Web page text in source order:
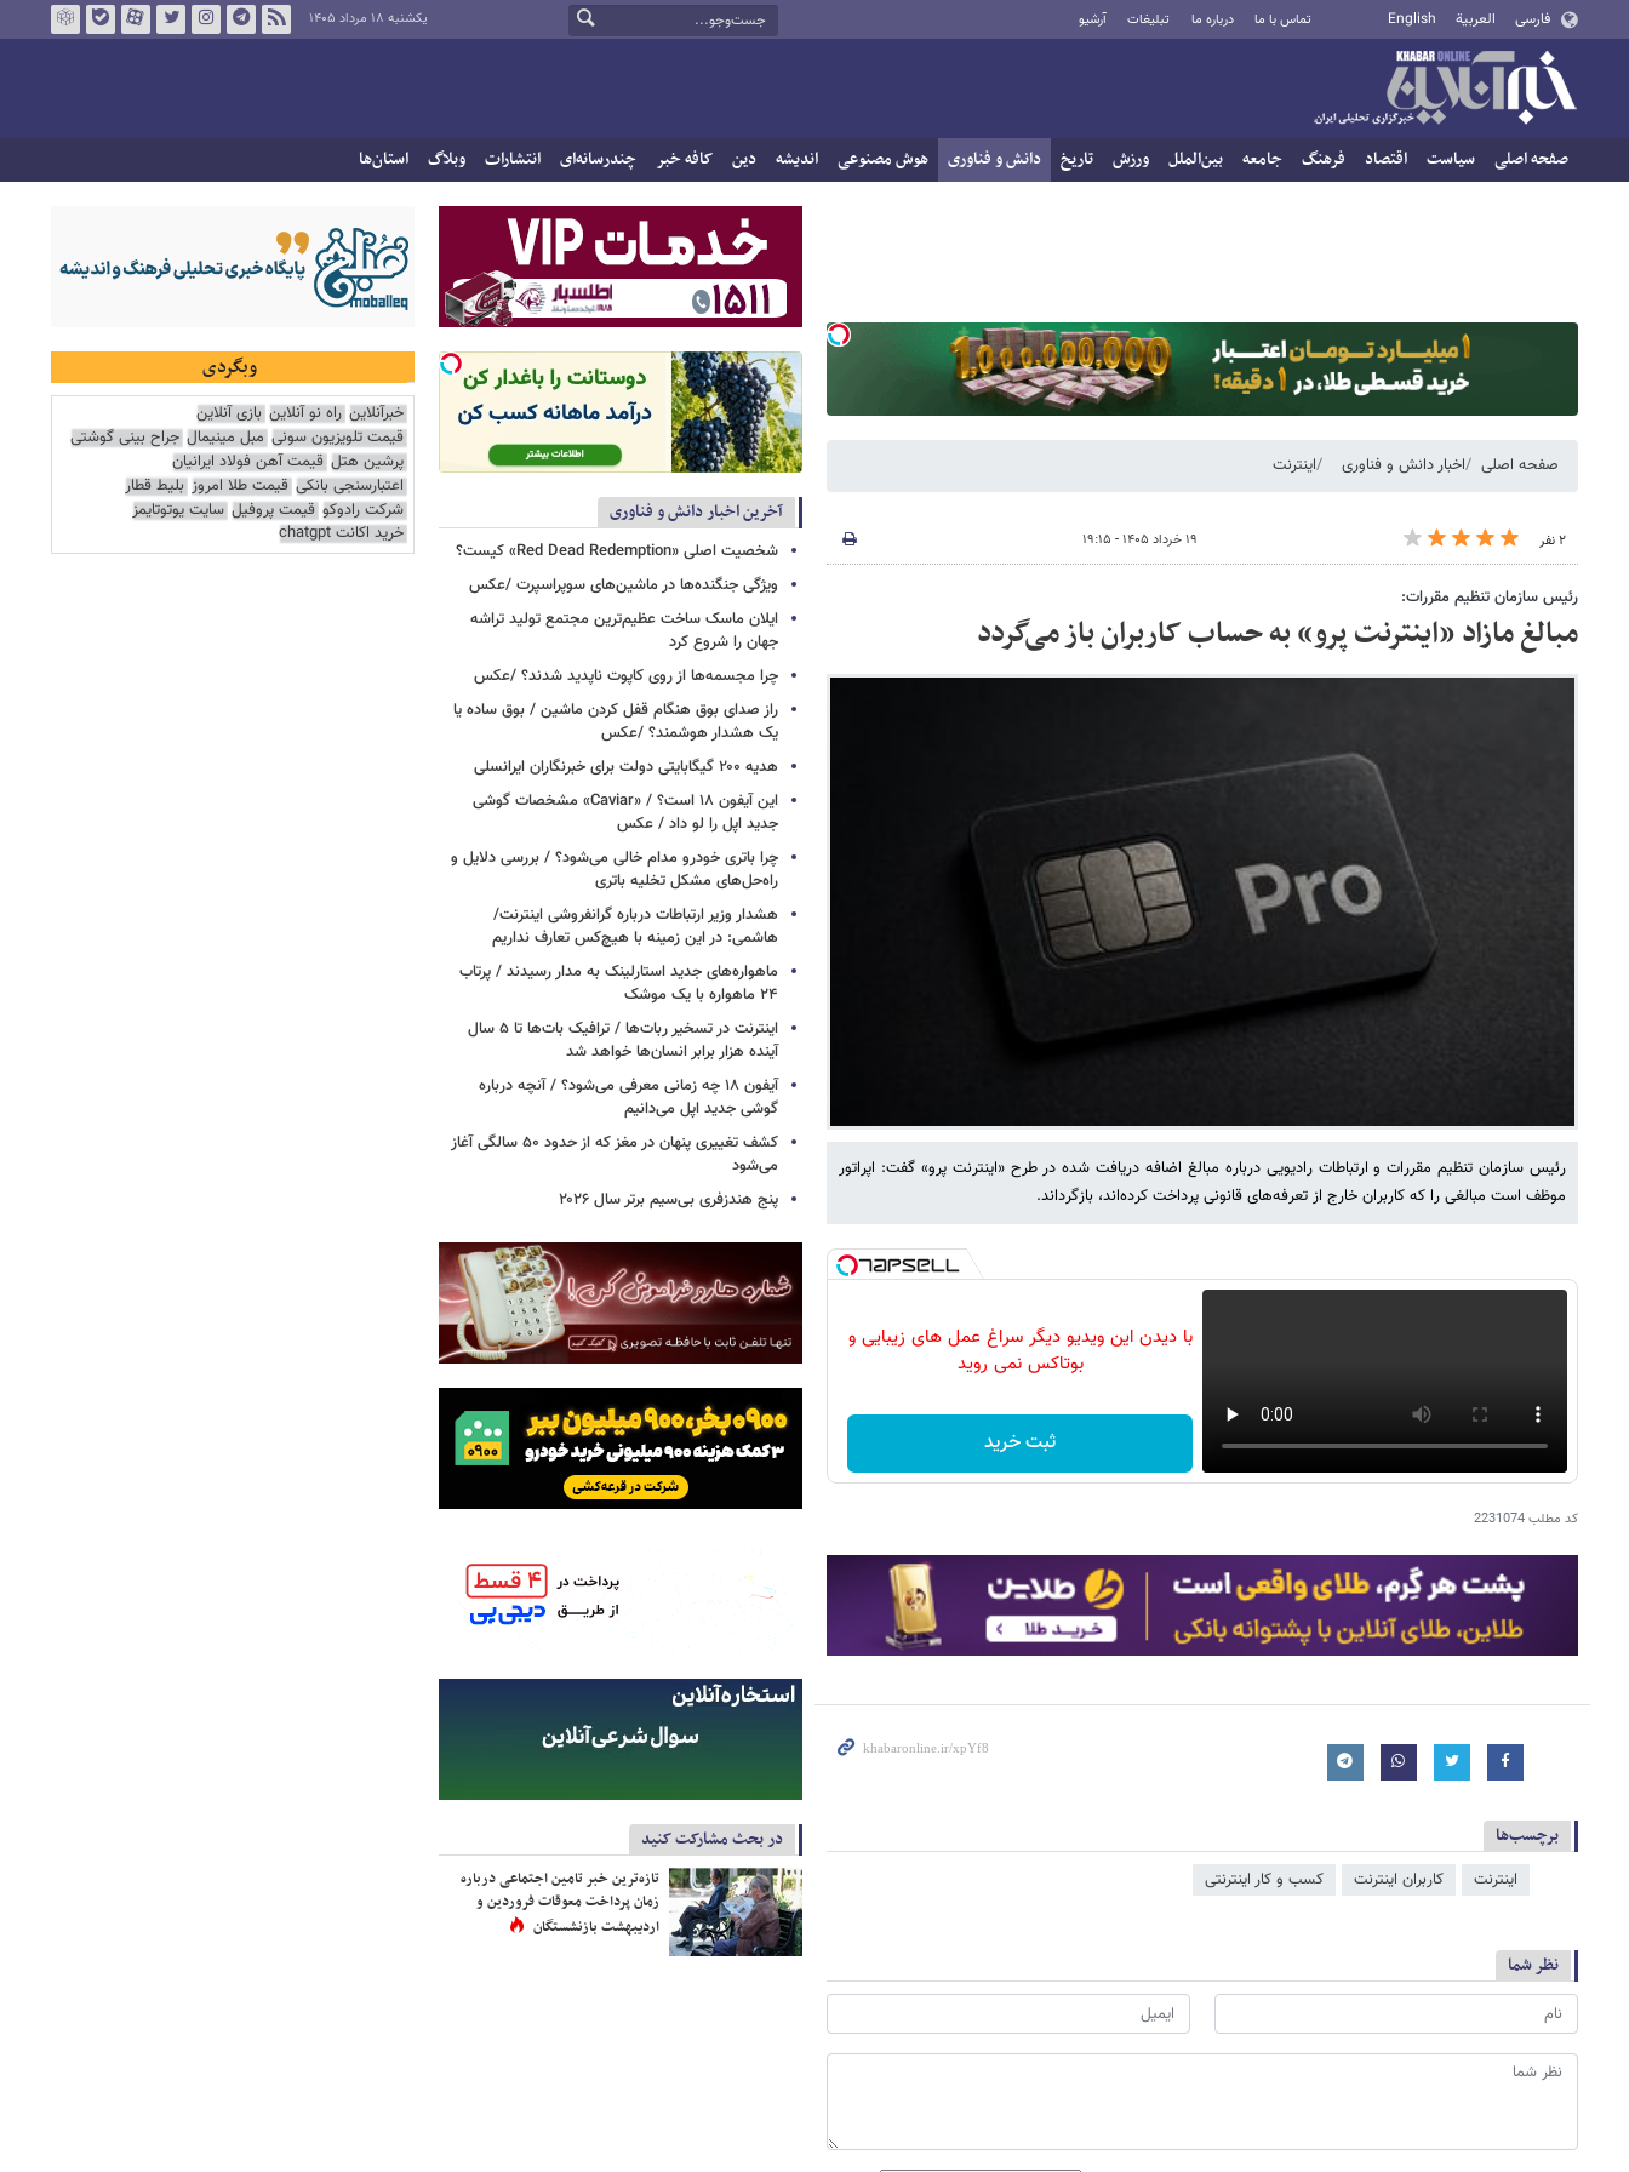
فارسی العربية English تماس با ما درباره ما تبلیغات آرشیو یکشنبه ۱۸ مرداد ۱۴۰۵
صفحه اصلی سیاست اقتصاد فرهنگ جامعه بین‌الملل ورزش تاریخ دانش و فناوری هوش مصنوعی اندیشه دین کافه خبر چندرسانه‌ای انتشارات وبلاگ استان‌ها
صفحه اصلی اخبار دانش و فناوری اینترنت
۲ نفر ۱۹ خرداد ۱۴۰۵ - ۱۹:۱۵
رئیس سازمان تنظیم مقررات:
مبالغ مازاد «اینترنت پرو» به حساب کاربران باز می‌گردد
رئیس سازمان تنظیم مقررات و ارتباطات رادیویی درباره مبالغ اضافه دریافت شده در طرح «اینترنت پرو» گفت: اپراتور
موظف است مبالغی را که کاربران خارج از تعرفه‌های قانونی پرداخت کرده‌اند، بازگرداند.
با دیدن این ویدیو دیگر سراغ عمل های زیبایی و
بوتاکس نمی روید
ثبت خرید
کد مطلب2231074
برچسب‌ها
اینترنت کاربران اینترنت کسب و کار اینترنتی
نظر شما
آخرین اخبار دانش و فناوری
شخصیت اصلی «Red Dead Redemption» کیست؟
ویژگی جنگنده‌ها در ماشین‌های سوپراسپرت /عکس
ایلان ماسک ساخت عظیم‌ترین مجتمع تولید تراشه
جهان را شروع کرد
چرا مجسمه‌ها از روی کاپوت‌ ناپدید شدند؟ /عکس
راز صدای بوق هنگام قفل کردن ماشین / بوق ساده یا
یک هشدار هوشمند؟ /عکس
هدیه ۲۰۰ گیگابایتی دولت برای خبرنگاران ایرانسلی
این آیفون ۱۸ است؟ / «Caviar» مشخصات گوشی
جدید اپل را لو داد / عکس
چرا باتری خودرو مدام خالی می‌شود؟ / بررسی دلایل و
راه‌حل‌های مشکل تخلیه باتری
هشدار وزیر ارتباطات درباره گرانفروشی اینترنت/
هاشمی: در این زمینه با هیچ‌کس تعارف نداریم
ماهواره‌های جدید استارلینک به مدار رسیدند / پرتاب
۲۴ ماهواره با یک موشک
اینترنت در تسخیر ربات‌ها / ترافیک بات‌ها تا ۵ سال
آینده هزار برابر انسان‌ها خواهد شد
آیفون ۱۸ چه زمانی معرفی می‌شود؟ / آنچه درباره
گوشی جدید اپل می‌دانیم
کشف تغییری پنهان در مغز که از حدود ۵۰ سالگی آغاز
می‌شود
پنج هندزفری بی‌سیم برتر سال ۲۰۲۶
در بحث مشارکت کنید
تازه‌ترین خبر تامین اجتماعی درباره
زمان پرداخت معوقات فروردین و
اردیبهشت بازنشستگان
وبگردی
خبرآنلاین راه نو آنلاین بازی آنلاین
قیمت تلویزیون سونی مبل مینیمال جراح بینی گوشتی
پرشین هتل قیمت آهن فولاد ایرانیان
اعتبارسنجی بانکی قیمت طلا امروز بلیط قطار
شرکت رادوکو قیمت پروفیل سایت یوتوتایمز
خرید اکانت chatgpt